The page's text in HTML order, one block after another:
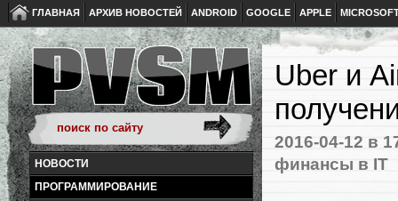
ГЛАВНАЯ АРХИВ НОВОСТЕЙ ANDROID GOOGLE APPLE
НОВОСТИ
ПРОГРАММИРОВАНИЕ
Uber и
2016-04-12 в
финансы в IT